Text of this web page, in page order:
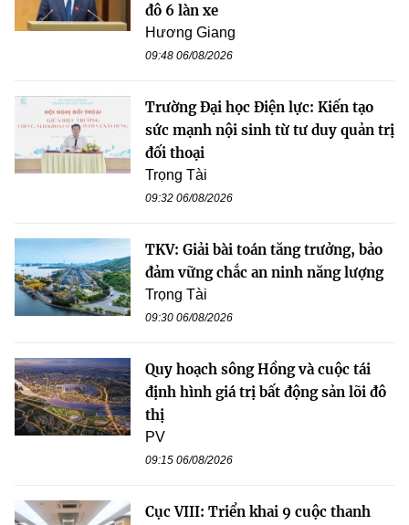
đô 6 làn xe
Hương Giang
09:48 06/08/2026
Trường Đại học Điện lực: Kiến tạo
sức mạnh nội sinh từ tư duy quản trị
đối thoại
Trọng Tài
09:32 06/08/2026
TKV: Giải bài toán tăng trưởng, bảo
đảm vững chắc an ninh năng lượng
Trọng Tài
09:30 06/08/2026
Quy hoạch sông Hồng và cuộc tái
định hình giá trị bất động sản lõi đô
thị
PV
09:15 06/08/2026
Cục VIII: Triển khai 9 cuộc thanh